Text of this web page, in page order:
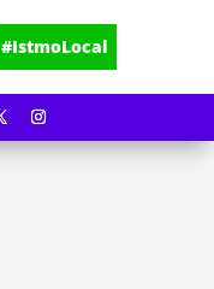
#IstmoLocal